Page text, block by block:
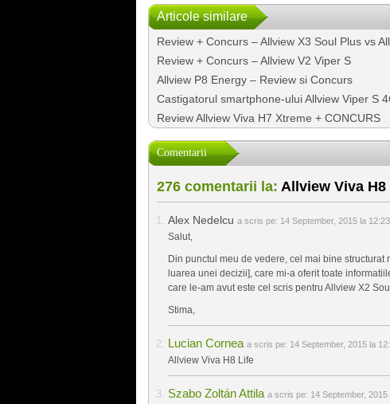
Articole similare
Review + Concurs – Allview X3 Soul Plus vs
Review + Concurs – Allview V2 Viper S
Allview P8 Energy – Review si Concurs
Castigatorul smartphone-ului Allview Viper S
Review Allview Viva H7 Xtreme + CONCURS
Comentarii
276 comentarii la: Allview Viva
Alex Nedelcu a scris pe: 14 September, 2015 la 12:23
Salut,
Din punctul meu de vedere, cel mai bine
luarea unei decizii], care mi-a oferit toate
care le-am avut este cel scris pentru Allview X2
Stima,
Lucian Cornea a scris pe: 14 September, 2015 la
Allview Viva H8 Life
Szabo Zoltán Attila a scris pe: 14 September, 2015